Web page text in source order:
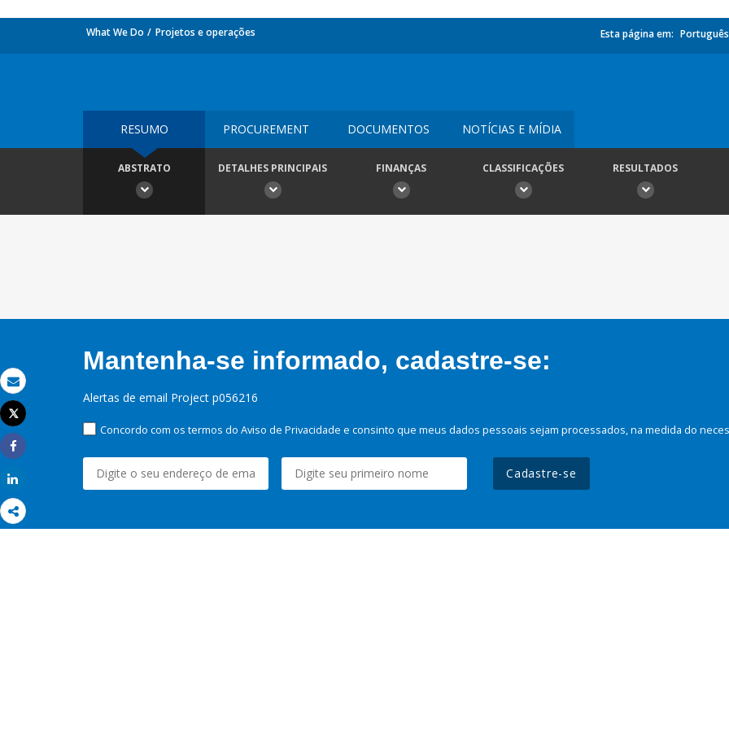
Email
Imprimir
Tweet
Share
What We Do Projetos e operações Esta página em: Português
RESUMO PROCUREMENT DOCUMENTOS NOTÍCIAS E MÍDIA
ABSTRATO DETALHES PRINCIPAIS FINANÇAS CLASSIFICAÇÕES RESULTADOS
Mantenha-se informado, cadastre-se:
Alertas de email Project p056216
Concordo com os termos do Aviso de Privacidade e consinto que meus dados pessoais sejam processados, na medida do
Cadastre-se